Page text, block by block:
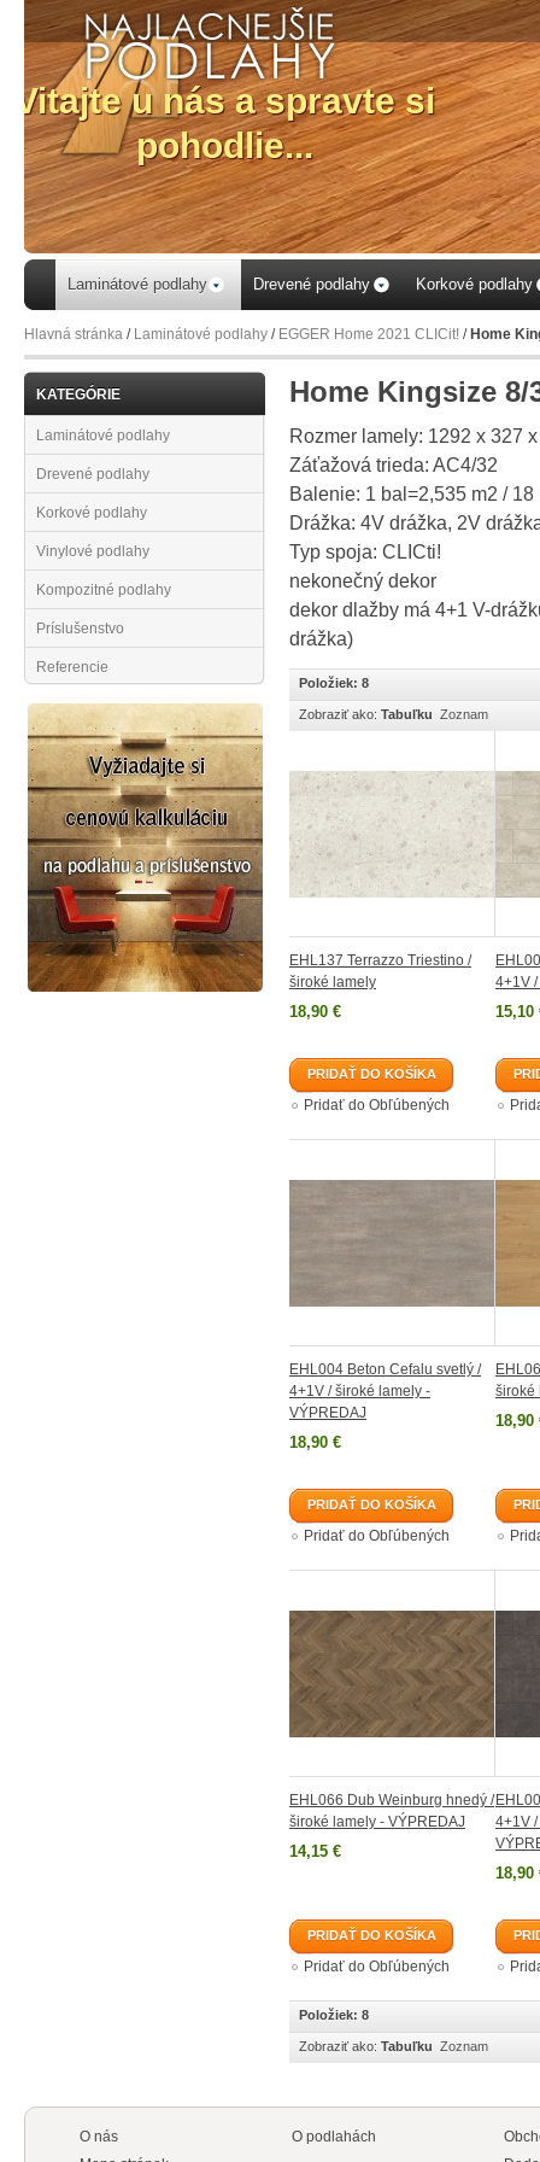
Laminátové podlahy Drevené podlahy Korkové podlahy
Hlavná stránka / Laminátové podlahy / EGGER Home 2021 CLICit! / Home
KATEGÓRIE
Laminátové podlahy
Drevené podlahy
Korkové podlahy
Vinylové podlahy
Kompozitné podlahy
Príslušenstvo
Referencie
Home Kingsize 8/
Rozmer lamely: 1292 x 327
Záťažová trieda: AC4/32
Balenie: 1 bal=2,535 m2 /
Drážka: 4V drážka, 2V
Typ spoja: CLICti!
nekonečný dekor
dekor dlažby má 4+1 V-
drážka)
Položiek: 8
Zobraziť ako: Tabuľku Zoznam
EHL137 Terrazzo Triestino /
široké lamely
18,90 €
PRIDAŤ DO KOŠÍKA
Pridať do Obľúbených
4+1V
15,10
EHL004 Beton Cefalu svetlý /
4+1V / široké lamely -
VÝPREDAJ
18,90 €
PRIDAŤ DO KOŠÍKA
Pridať do Obľúbených
široké
18,90
EHL066 Dub Weinburg hnedý /
široké lamely - VÝPREDAJ
14,15 €
PRIDAŤ DO KOŠÍKA
Pridať do Obľúbených
4+1V
18,90
Položiek: 8
Zobraziť ako: Tabuľku Zoznam
O nás
O podlahách